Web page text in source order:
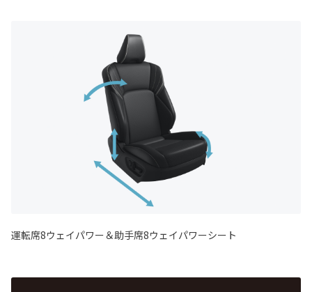
運転席8ウェイパワー＆助手席8ウェイパワーシート